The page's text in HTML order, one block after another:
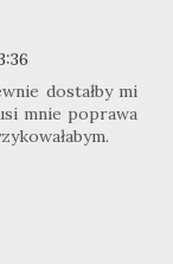
dostałby mi
mnie poprawa